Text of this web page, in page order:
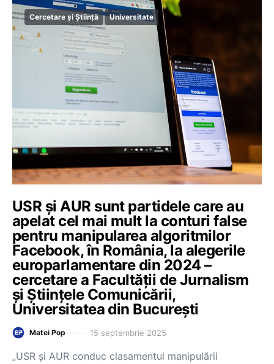
Cercetare și Știință Universitate
USR și AUR sunt partidele care au
apelat cel mai mult la conturi false
pentru manipularea algoritmilor
Facebook, în România, la alegerile
europarlamentare din 2024 –
cercetare a Facultății de Jurnalism
și Științele Comunicării,
Universitatea din București
Matei Pop 15 septembrie 2025
„USR și AUR conduc clasamentul manipulării